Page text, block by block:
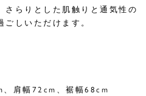
さらりとした肌触りと通気性の
しいただけます。
肩幅72cm、裾幅68cm